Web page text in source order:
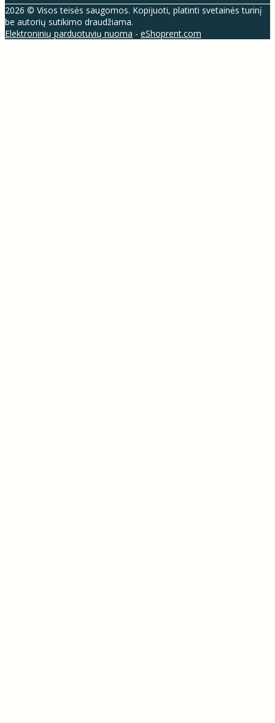
2026 © Visos teisės saugomos. Kopijuoti, platinti svetainės turinį
be autorių sutikimo draudžiama.
Elektroninių parduotuvių nuoma - eShoprent.com